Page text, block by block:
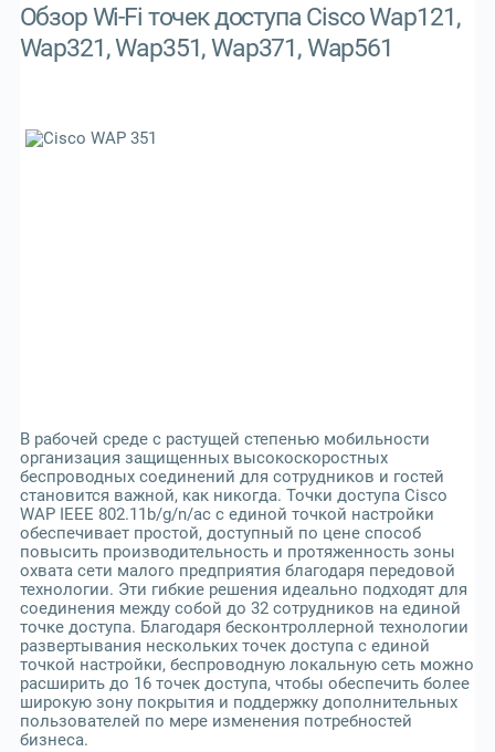
Обзор Wi-Fi точек доступа Cisco Wap121,
Wap321, Wap351, Wap371, Wap561
В рабочей среде с растущей степенью мобильности
организация защищенных высокоскоростных
беспроводных соединений для сотрудников и гостей
становится важной, как никогда. Точки доступа Cisco
WAP IEEE 802.11b/g/n/ac с единой точкой настройки
обеспечивает простой, доступный по цене способ
повысить производительность и протяженность зоны
охвата сети малого предприятия благодаря передовой
технологии. Эти гибкие решения идеально подходят для
соединения между собой до 32 сотрудников на единой
точке доступа. Благодаря бесконтроллерной технологии
развертывания нескольких точек доступа с единой
точкой настройки, беспроводную локальную сеть можно
расширить до 16 точек доступа, чтобы обеспечить более
широкую зону покрытия и поддержку дополнительных
пользователей по мере изменения потребностей
бизнеса.